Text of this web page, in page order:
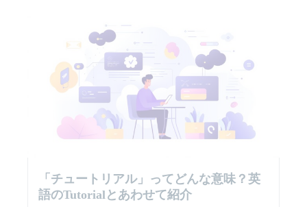
「チュートリアル」ってどんな意味？英
語のtutorialとあわせて紹介